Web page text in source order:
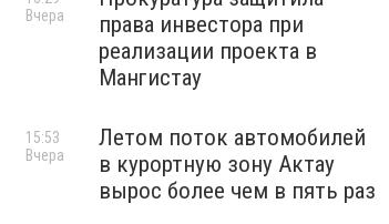
права инвестора при
реализации проекта в
Мангистау
Вчера
Летом поток автомобилей
в курортную зону Актау
вырос более чем в пять раз
15:53
Вчера